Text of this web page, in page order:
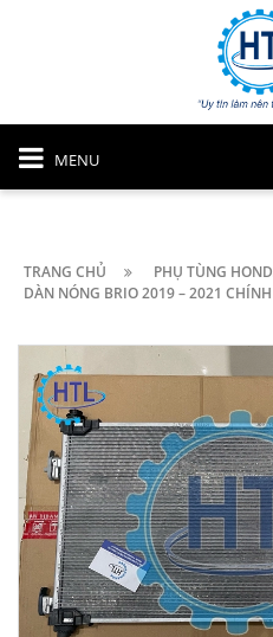
MENU
TRANG CHỦ
PHỤ TÙNG
DÀN NÓNG BRIO 2019 – 2021